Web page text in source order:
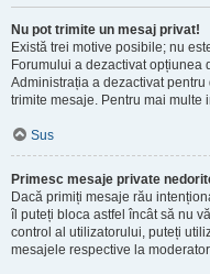
Nu pot trimite un mesaj privat!
Există trei motive posibile; nu
Forumului a dezactivat opțiunea
Administrația a dezactivat
trimite mesaje. Pentru mai multe
Sus
Primesc mesaje private
Dacă primiți mesaje rău
îl puteți bloca astfel încât să nu
control al utilizatorului, puteți
mesajele respective la